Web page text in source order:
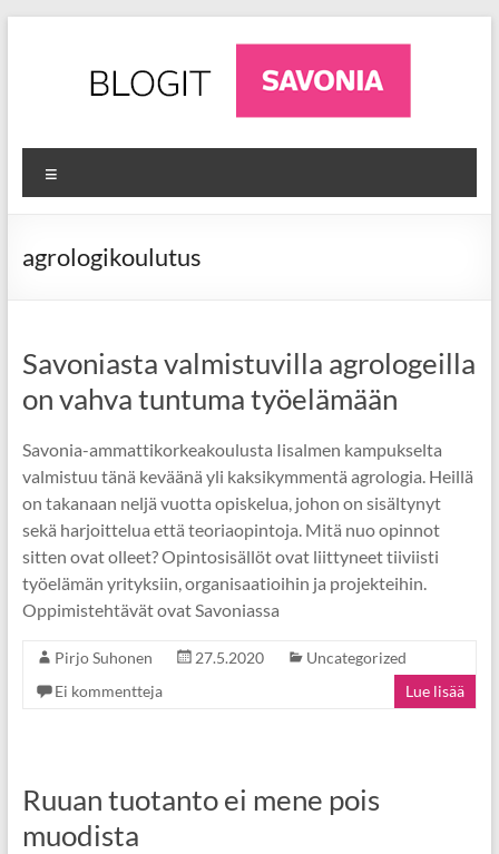
AgriFuture
Iisalmi
Ajankohtaista
luonnonvara-
alalta
agrologikoulutus
Savoniasta valmistuvilla agrologeilla
on vahva tuntuma työelämään
Savonia-ammattikorkeakoulusta Iisalmen kampukselta
valmistuu tänä keväänä yli kaksikymmentä agrologia. Heillä
on takanaan neljä vuotta opiskelua, johon on sisältynyt
sekä harjoittelua että teoriaopintoja. Mitä nuo opinnot
sitten ovat olleet? Opintosisällöt ovat liittyneet tiiviisti
työelämän yrityksiin, organisaatioihin ja projekteihin.
Oppimistehtävät ovat Savoniassa
Pirjo Suhonen 27.5.2020
Uncategorized
Ei kommentteja
Lue lisää
Ruuan tuotanto ei mene pois
muodista